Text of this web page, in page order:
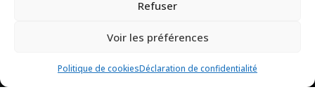
Refuser
Voir les préférences
Politique de cookiesDéclaration de confidentialité
7j/7 de 8H00 à 18h00 (UTC+1)